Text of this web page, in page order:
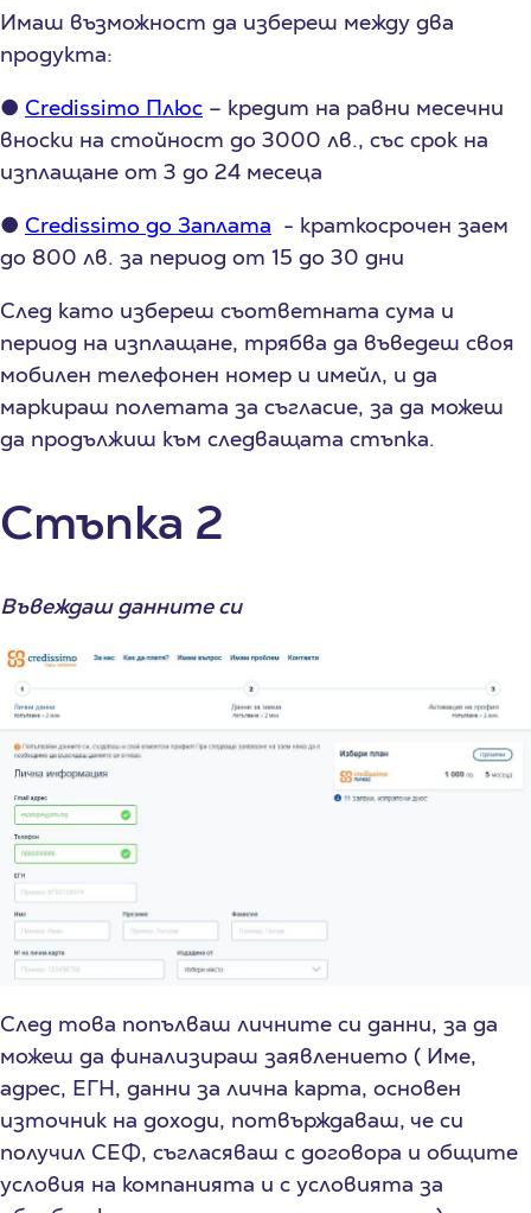
Имаш възможност да избереш между два
продукта:
● Credissimo Плюс – кредит на равни месечни
вноски на стойност до 3000 лв., със срок на
изплащане от 3 до 24 месеца
● Credissimo до Заплата - краткосрочен заем
до 800 лв. за период от 15 до 30 дни
След като избереш съответната сума и
период на изплащане, трябва да въведеш своя
мобилен телефонен номер и имейл, и да
маркираш полетата за съгласие, за да можеш
да продължиш към следващата стъпка.
Стъпка 2
Въвеждаш данните си
След това попълваш личните си данни, за да
можеш да финализираш заявлението ( Име,
адрес, ЕГН, данни за лична карта, основен
източник на доходи, потвърждаваш, че си
получил СЕФ, съгласяваш с договора и общите
условия на компанията и с условията за